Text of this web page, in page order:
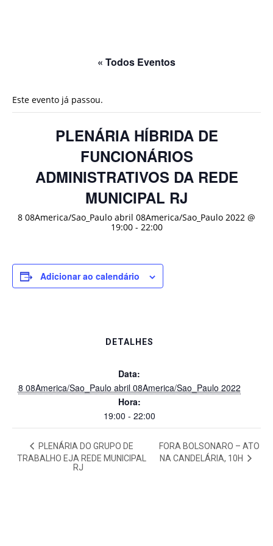
« Todos Eventos
Este evento já passou.
PLENÁRIA HÍBRIDA DE
FUNCIONÁRIOS
ADMINISTRATIVOS DA REDE
MUNICIPAL RJ
8 08America/Sao_Paulo abril 08America/Sao_Paulo 2022 @
19:00- 22:00
Adicionar ao calendário
DETALHES
Data:
8 08America/Sao_Paulo abril 08America/Sao_Paulo 2022
Hora:
19:00 - 22:00
PLENÁRIA DO GRUPO DE
TRABALHO EJA REDE MUNICIPAL
RJ
FORA BOLSONARO – ATO
NA CANDELÁRIA, 10H